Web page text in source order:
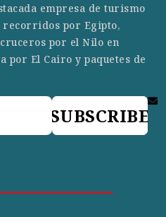
empresa de turismo
recorridos por Egipto,
por el Nilo en
por El Cairo y paquetes de
SUBSCRIBE